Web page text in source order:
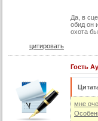
Да, в
обид он
охота
цитировать
Гость
мне